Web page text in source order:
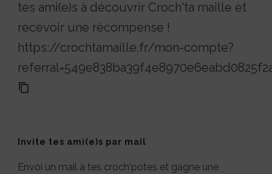
tes ami(e)s à découvrir Croch'ta maille et
recevoir une récompense !
https://crochtamaille.fr/mon-compte?
Invite tes ami(e)s par mail
Envoi un mail à tes croch'potes et gagne une